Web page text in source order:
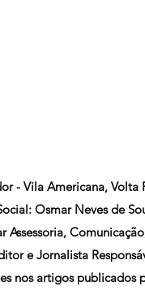
- Vila Americana, Volta
Osmar Neves de
Assessoria,
e Jornalista
nos artigos publicados